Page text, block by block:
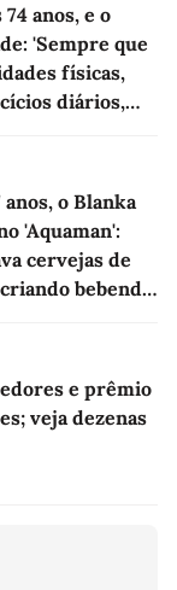
anos, e o
'Sempre que
físicas,
diários,
anos, o Blanka
'Aquaman':
cervejas de
bebendo
e prêmio
veja dezenas